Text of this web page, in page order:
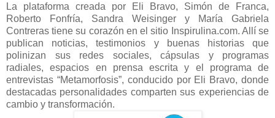
La plataforma creada por Eli Bravo, Simón de Franca,
Roberto Fonfría, Sandra Weisinger y María Gabriela
Contreras tiene su corazón en el sitio Inspirulina.com. Allí se
publican noticias, testimonios y buenas historias que
polinizan sus redes sociales, cápsulas y programas
radiales, espacios en prensa escrita y el programa de
entrevistas “Metamorfosis”, conducido por Eli Bravo, donde
destacadas personalidades comparten sus experiencias de
cambio y transformación.